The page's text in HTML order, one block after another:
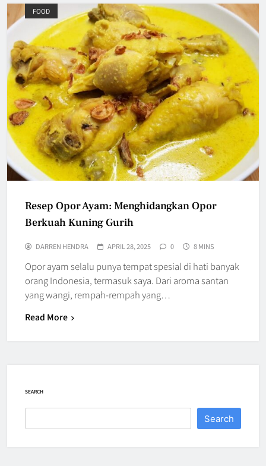
FOOD
Resep Opor Ayam: Menghidangkan Opor
Berkuah Kuning Gurih
DARREN HENDRA APRIL 28, 2025 0 8 MINS
Opor ayam selalu punya tempat spesial di hati banyak
orang Indonesia, termasuk saya. Dari aroma santan
yang wangi, rempah-rempah yang…
Read More
SEARCH
Search